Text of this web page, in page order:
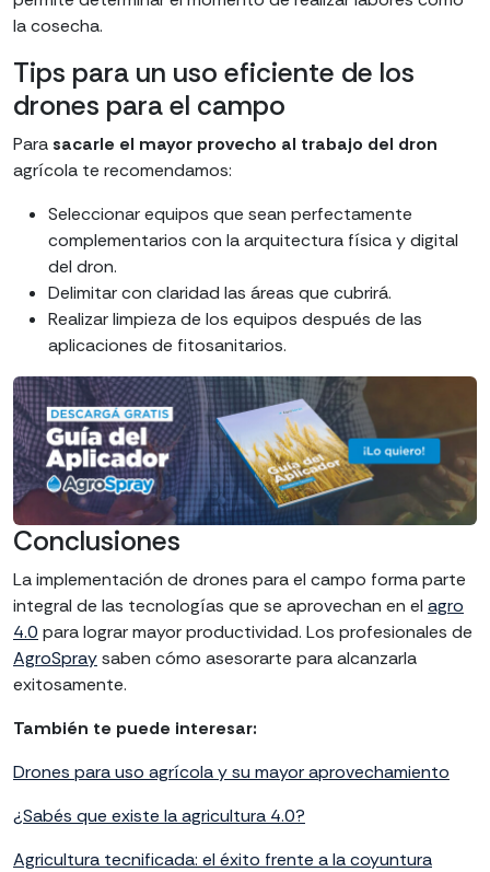
la cosecha.
Tips para un uso eficiente de los
drones para el campo
Para sacarle el mayor provecho al trabajo del dron
agrícola te recomendamos:
Seleccionar equipos que sean perfectamente
complementarios con la arquitectura física y digital
del dron.
Delimitar con claridad las áreas que cubrirá.
Realizar limpieza de los equipos después de las
aplicaciones de fitosanitarios.
Conclusiones
La implementación de drones para el campo forma parte
integral de las tecnologías que se aprovechan en el agro
4.0 para lograr mayor productividad. Los profesionales de
AgroSpraysaben cómo asesorarte para alcanzarla
exitosamente.
También te puede interesar:
Drones para uso agrícola y su mayor aprovechamiento
¿Sabés que existe la agricultura 4.0?
Agricultura tecnificada: el éxito frente a la coyuntura